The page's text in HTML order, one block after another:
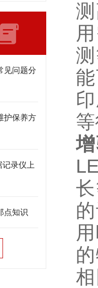
见问题分
护保养方
记录仪上
点知识